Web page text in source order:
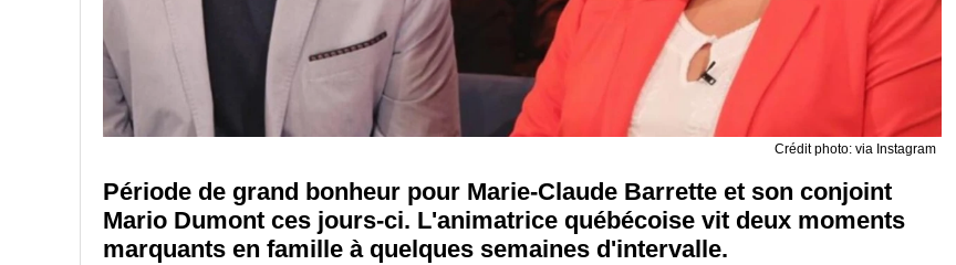
Crédit photo: via Instagram
Période de grand bonheur pour Marie-Claude Barrette et son conjoint
Mario Dumont ces jours-ci. L'animatrice québécoise vit deux moments
marquants en famille à quelques semaines d'intervalle.